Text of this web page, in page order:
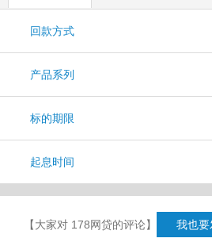
回款方式
产品系列
标的期限
起息时间
【大家对 178网贷的评论】 我也